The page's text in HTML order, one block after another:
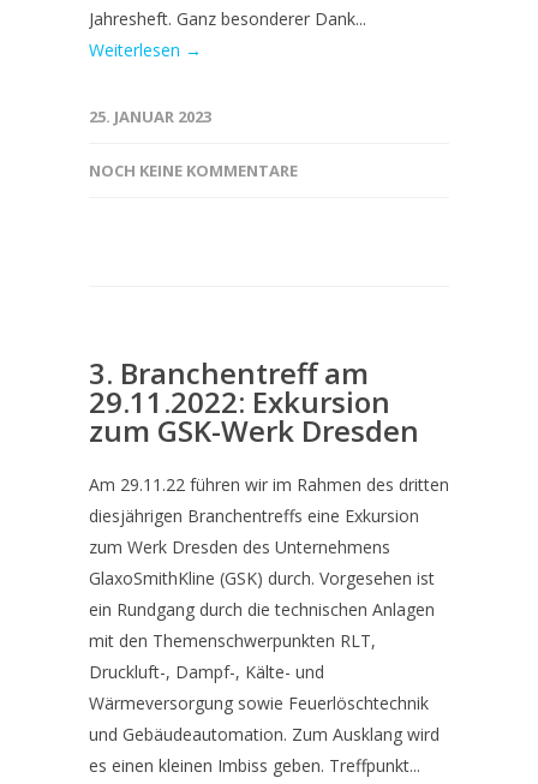
Jahresheft. Ganz besonderer Dank...
Weiterlesen →
25. JANUAR 2023
NOCH KEINE KOMMENTARE
3. Branchentreff am
29.11.2022: Exkursion
zum GSK-Werk Dresden
Am 29.11.22 führen wir im Rahmen des dritten
diesjährigen Branchentreffs eine Exkursion
zum Werk Dresden des Unternehmens
GlaxoSmithKline (GSK) durch. Vorgesehen ist
ein Rundgang durch die technischen Anlagen
mit den Themenschwerpunkten RLT,
Druckluft-, Dampf-, Kälte- und
Wärmeversorgung sowie Feuerlöschtechnik
und Gebäudeautomation. Zum Ausklang wird
es einen kleinen Imbiss geben. Treffpunkt...